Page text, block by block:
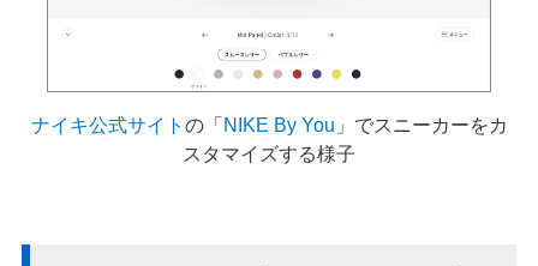
ナイキ公式サイト の「NIKE By You 」でスニーカーをカ
スタマイズする様子